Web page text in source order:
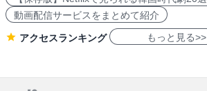
動画配信サービスをまとめて紹介
アクセスランキング もっと見る>>